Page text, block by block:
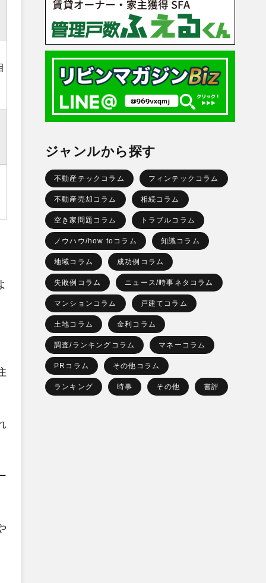
ジャンルから探す
不動産テックコラム フィンテックコラム
不動産売却コラム 相続コラム
空き家問題コラム トラブルコラム
ノウハウ/how toコラム 知識コラム
地域コラム 成功例コラム
失敗例コラム ニュース/時事ネタコラム
マンションコラム 戸建てコラム
土地コラム 金利コラム
調査/ランキングコラム マネーコラム
PRコラム その他コラム
ランキング 時事 その他 書評